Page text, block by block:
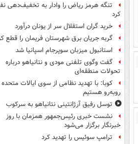
تنگه هرمز ریاض را وادار به تخفیف‌دهی
کرد
خرید گران استقلال سر از یونان درآورد
گربه جریان برق شهرستان فریمان را قطع
استانبول میزبان سوپرجام اسپانیا شد
گفت وگوی تلفنی مودی و نتانیاهو درباره
تحولات منطقه‌ای
کوبا: با تهدید نظامی از سوی ایالات متحده
روبه‌رو هستیم
توسل رفیق آرژانتینی نتانیاهو به سرکوب
نشست خبری رئیس‌جمهور همزمان با روز
خبرنگار برگزار می‌شود
ترامپ سوئیس را تهدید کرد